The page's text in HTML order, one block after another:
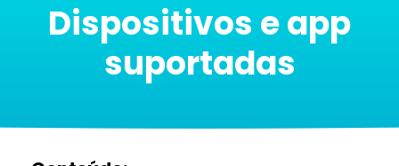
Dispositivos e app
suportadas